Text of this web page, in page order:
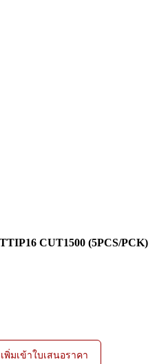
CUT1500 (5PCS/PCK)
เพิ่มเข้าใบเสนอราคา